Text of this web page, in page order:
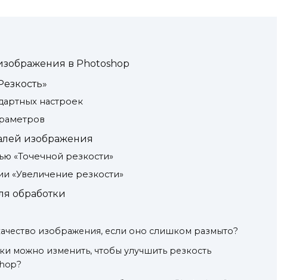
в Photoshop
настроек
изображения
«Точечной резкости»
«Увеличение резкости»
обработки
изображения, если оно слишком размыто?
можно изменить, чтобы улучшить резкость